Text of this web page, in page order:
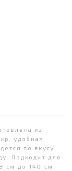
из
удобная
по вкусу.
Подходит для
см до 140 см.